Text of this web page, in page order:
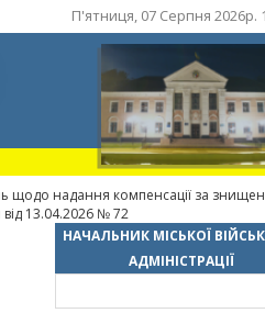
П'ятниця, 07 Серпня 2026р.
щодо надання компенсації за
13.04.2026 № 72
НАЧАЛЬНИК МІСЬКОЇ
АДМІНІСТРАЦІЇ